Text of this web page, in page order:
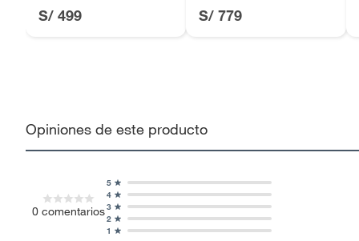
S/ 499 S/ 779
Opiniones de este producto
0 comentarios
1
2
3
4
5